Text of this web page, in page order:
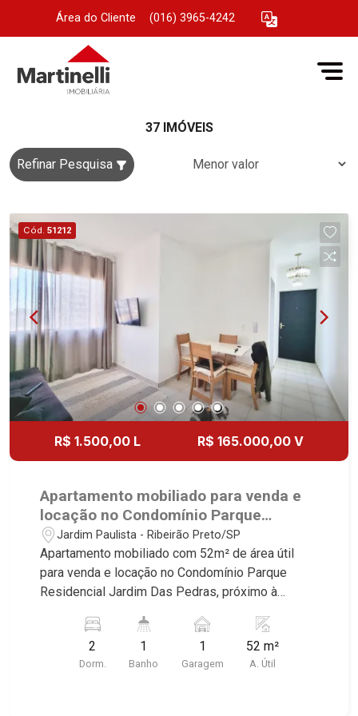
Área do Cliente (016) 3965-4242
37 IMÓVEIS
Refinar Pesquisa
Cód. 51212
R$ 1.500,00 L R$ 165.000,00 V
Apartamento mobiliado para venda e
locação no Condomínio Parque
Residencial Jardim Das Pedras,
próximo à Faculdade Barão De mauá -
Ribeirão Preto/SP.
Jardim Paulista - Ribeirão Preto/SP
Apartamento mobiliado com 52m² de área útil
para venda e locação no Condomínio Parque
Residencial Jardim Das Pedras, próximo à
Paulista, Ribeirão Preto/SP. Conheça as
características deste imóvel que a Martinelli
Imobiliária selecionou para você: - 52m² de área
2
Dorm.
1
Banho
1
Garagem
52 m²
A. Útil